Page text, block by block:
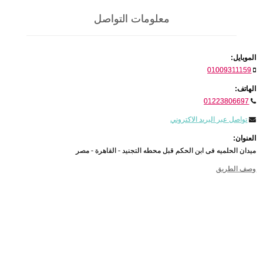
معلومات التواصل
الموبايل:
01009311159
الهاتف:
01223806697
تواصل عبر البريد الاكتروني
العنوان:
ميدان الحلميه فى ابن الحكم قبل محطه التجنيد - القاهرة - مصر
وصف الطريق